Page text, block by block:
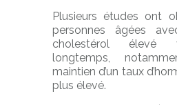
Plusieurs études ont
personnes âgées
cholestérol élevé
longtemps,
maintien d’un taux
plus élevé.